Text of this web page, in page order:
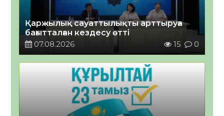
Қаржылық сауаттылықты арттыруға
бағытталған кездесу өтті
07.08.2026
15 0